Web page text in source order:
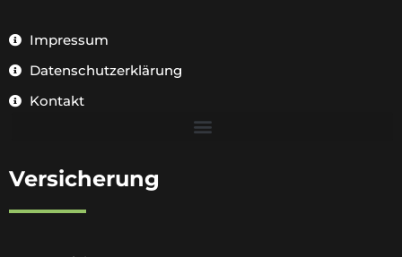
Impressum
Datenschutzerklärung
Kontakt
Versicherung